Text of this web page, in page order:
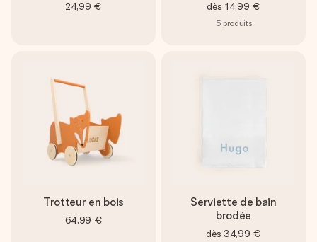
24,99 € dès 14,99 €
5 produits
Trotteur en bois
64,99 €
Serviette de bain
brodée
dès 34,99 €